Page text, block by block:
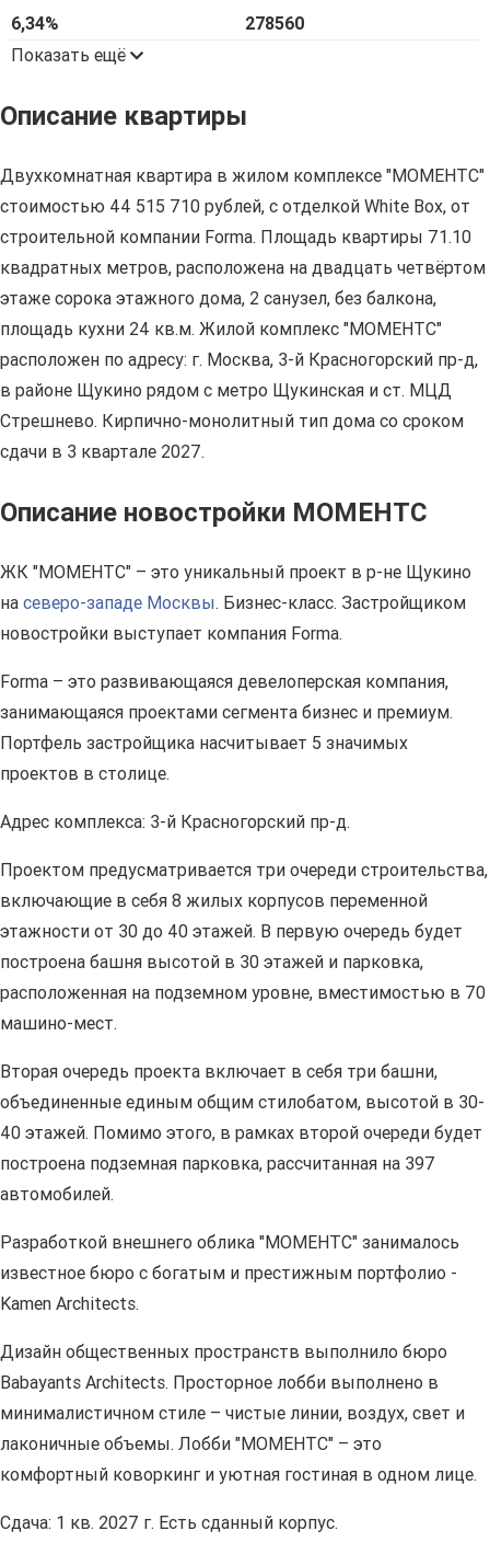
6,34%
278560
Показать ещё
Описание квартиры
Двухкомнатная квартира в жилом комплексе "МОМЕНТС"
стоимостью 44 515 710 рублей, с отделкой White Box, от
строительной компании Forma. Площадь квартиры 71.10
квадратных метров, расположена на двадцать четвёртом
этаже сорока этажного дома, 2 санузел, без балкона,
площадь кухни 24 кв.м. Жилой комплекс "МОМЕНТС"
расположен по адресу: г. Москва, 3-й Красногорский пр-д,
в районе Щукино рядом с метро Щукинская и ст. МЦД
Стрешнево. Кирпично-монолитный тип дома со сроком
сдачи в 3 квартале 2027.
Описание новостройки МОМЕНТС
ЖК "МОМЕНТС" – это уникальный проект в р-не Щукино
на северо-западе Москвы. Бизнес-класс. Застройщиком
новостройки выступает компания Forma.
Forma – это развивающаяся девелоперская компания,
занимающаяся проектами сегмента бизнес и премиум.
Портфель застройщика насчитывает 5 значимых
проектов в столице.
Адрес комплекса: 3-й Красногорский пр-д.
Проектом предусматривается три очереди строительства,
включающие в себя 8 жилых корпусов переменной
этажности от 30 до 40 этажей. В первую очередь будет
построена башня высотой в 30 этажей и парковка,
расположенная на подземном уровне, вместимостью в 70
машино-мест.
Вторая очередь проекта включает в себя три башни,
объединенные единым общим стилобатом, высотой в 30-
40 этажей. Помимо этого, в рамках второй очереди будет
построена подземная парковка, рассчитанная на 397
автомобилей.
Разработкой внешнего облика "МОМЕНТС" занималось
известное бюро с богатым и престижным портфолио -
Kamen Architects.
Дизайн общественных пространств выполнило бюро
Babayants Architects. Просторное лобби выполнено в
минималистичном стиле – чистые линии, воздух, свет и
лаконичные объемы. Лобби "МОМЕНТС" – это
комфортный коворкинг и уютная гостиная в одном лице.
Сдача: 1 кв. 2027 г. Есть сданный корпус.